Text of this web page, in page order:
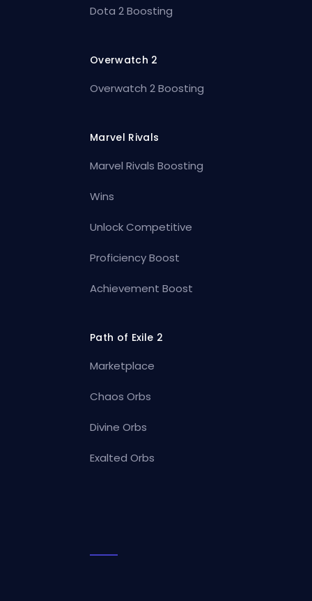
Dota 2 Boosting
Overwatch 2
Overwatch 2 Boosting
Marvel Rivals
Marvel Rivals Boosting
Wins
Unlock Competitive
Proficiency Boost
Achievement Boost
Path of Exile 2
Marketplace
Chaos Orbs
Divine Orbs
Exalted Orbs